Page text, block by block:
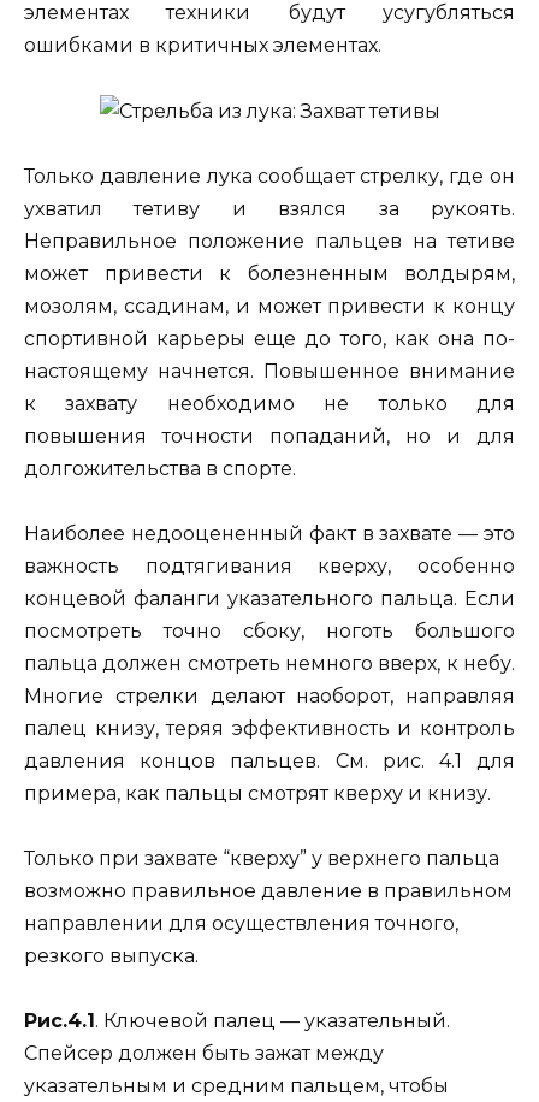
элементах техники будут усугубляться
ошибками в критичных элементах.
Только давление лука сообщает стрелку, где он
ухватил тетиву и взялся за рукоять.
Неправильное положение пальцев на тетиве
может привести к болезненным волдырям,
мозолям, ссадинам, и может привести к концу
спортивной карьеры еще до того, как она по-
настоящему начнется. Повышенное внимание
к захвату необходимо не только для
повышения точности попаданий, но и для
долгожительства в спорте.
Наиболее недооцененный факт в захвате — это
важность подтягивания кверху, особенно
концевой фаланги указательного пальца. Если
посмотреть точно сбоку, ноготь большого
пальца должен смотреть немного вверх, к небу.
Многие стрелки делают наоборот, направляя
палец книзу, теряя эффективность и контроль
давления концов пальцев. См. рис. 4.1 для
примера, как пальцы смотрят кверху и книзу.
Только при захвате “кверху” у верхнего пальца
возможно правильное давление в правильном
направлении для осуществления точного,
резкого выпуска.
Рис.4.1 . Ключевой палец — указательный.
Спейсер должен быть зажат между
указательным и средним пальцем, чтобы